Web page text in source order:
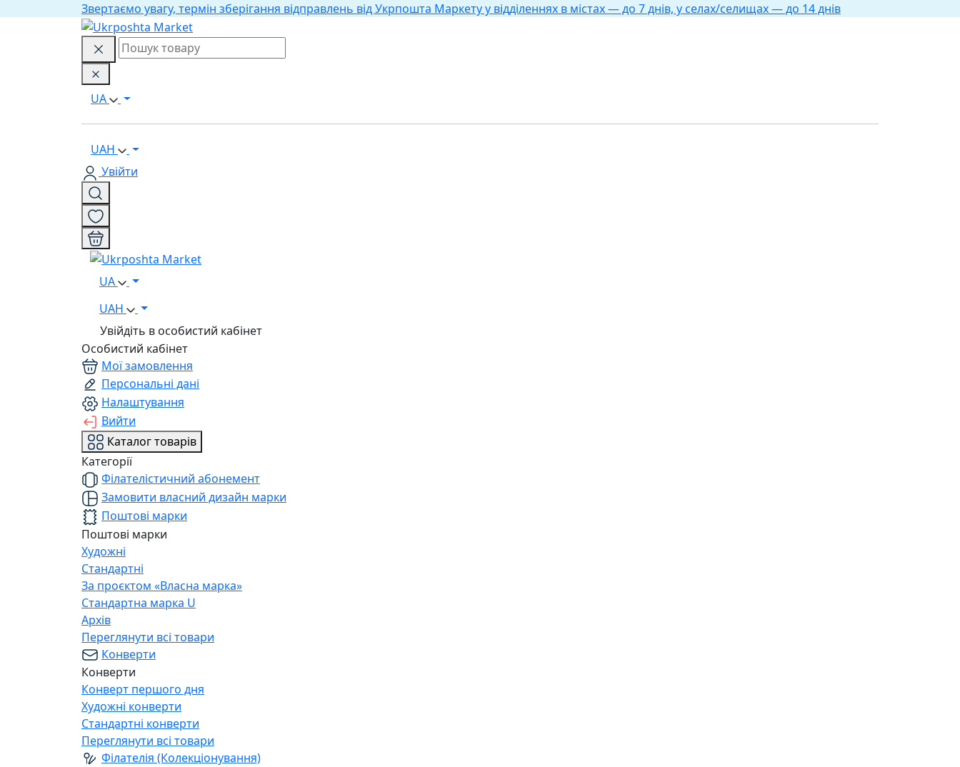
Звертаємо увагу, термін зберігання відправлень від Укрпошта Маркету у відділеннях в містах — до 7 днів, у селах/селищах — до 14 днів
UA
UAH
Увійти
UA
UAH
Увійдіть в особистий кабінет
Особистий кабінет
Мої замовлення
Персональні дані
Налаштування
Вийти
Каталог товарів
Категорії
Філателістичний абонемент
Замовити власний дизайн марки
Поштові марки
Поштові марки
Художні
Стандартні
За проєктом «Власна марка»
Стандартна марка U
Архів
Переглянути всі товари
Конверти
Конверти
Конверт першого дня
Художні конверти
Стандартні конверти
Переглянути всі товари
Філателія (Колекціонування)